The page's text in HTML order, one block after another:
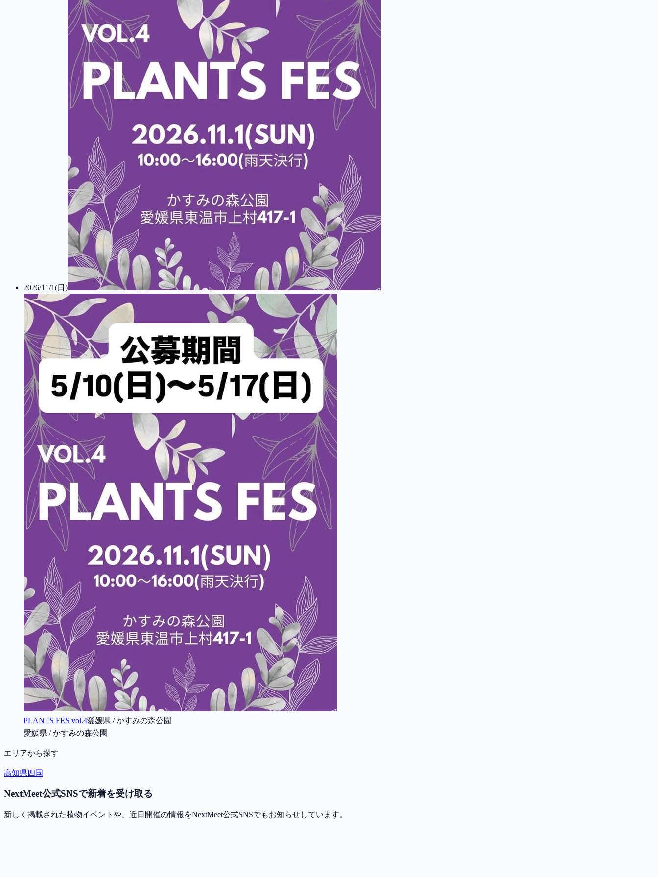
2026/11/1(日)
PLANTS FES vol.4愛媛県 / かすみの森公園
愛媛県 / かすみの森公園
エリアから探す
高知県 四国
NextMeet公式SNSで新着を受け取る
新しく掲載された植物イベントや、近日開催の情報をNextMeet公式SNSでもお知らせしています。